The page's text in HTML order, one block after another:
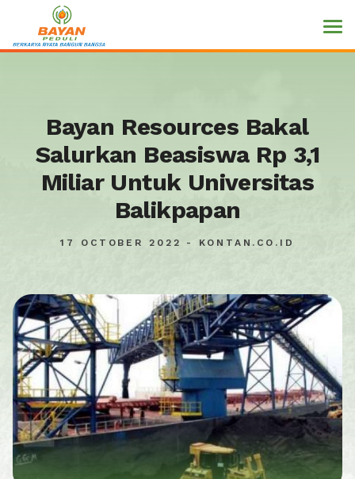
Bayan Resources Bakal
Salurkan Beasiswa Rp 3,1
Miliar Untuk Universitas
Balikpapan
17 OCTOBER 2022 - KONTAN.CO.ID